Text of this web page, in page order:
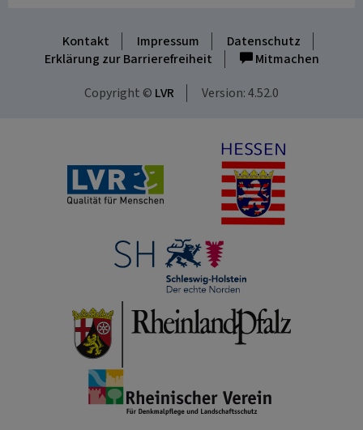
Kontakt Impressum
Datenschutz
Erklärung zur Barrierefreiheit
Mitmachen
Copyright © LVR Version: 4.52.0